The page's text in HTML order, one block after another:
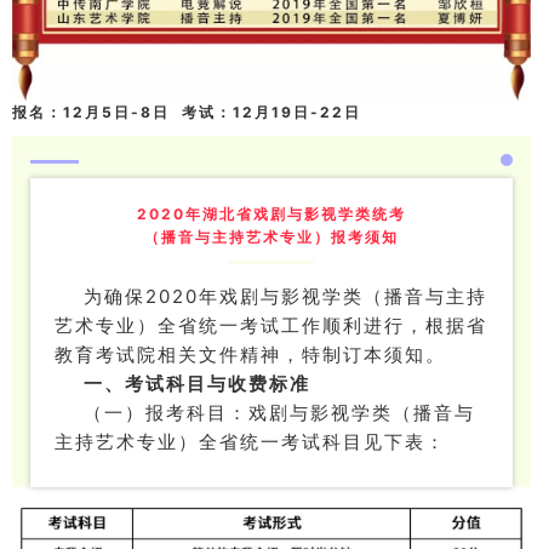
报名：12月5日-8日 考试：12月19日-22日
2020年湖北省戏剧与影视学类统考
（播音与主持艺术专业）报考须知
为确保2020年戏剧与影视学类（播音与主持
艺术专业）全省统一考试工作顺利进行，根据省
教育考试院相关文件精神，特制订本须知。
一、考试科目与收费标准
（一）报考科目： 戏剧与影视学类（播音与
主持艺术专业）全省统一考试科目见下表：